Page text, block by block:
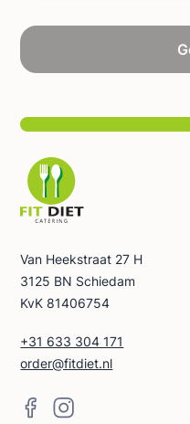
Van Heekstraat 27 H
3125 BN Schiedam
KvK 81406754
+31 633 304 171
order@fitdiet.nl